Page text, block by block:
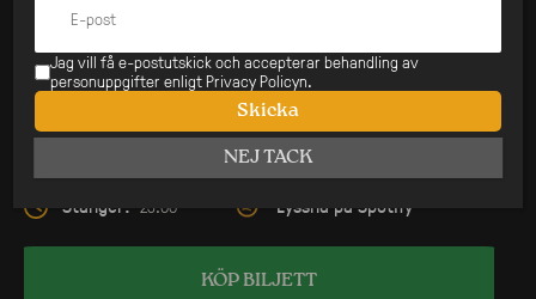
Insläpp: 18:00
Stänger: 23:00
Åldersgräns: 18 år
Lyssna på Spotify
KÖP BILJETT
Jag vill få e-postutskick och accepterar behandling av
personuppgifter enligt Privacy Policyn.
Skicka
NEJ TACK